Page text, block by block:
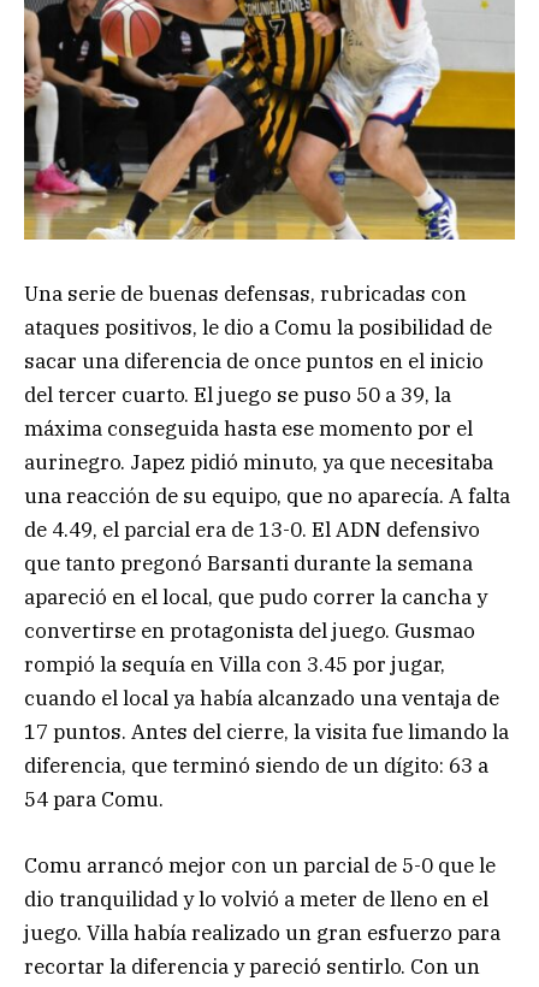
Una serie de buenas defensas, rubricadas con
ataques positivos, le dio a Comu la posibilidad de
sacar una diferencia de once puntos en el inicio
del tercer cuarto. El juego se puso 50 a 39, la
máxima conseguida hasta ese momento por el
aurinegro. Japez pidió minuto, ya que necesitaba
una reacción de su equipo, que no aparecía. A falta
de 4.49, el parcial era de 13-0. El ADN defensivo
que tanto pregonó Barsanti durante la semana
apareció en el local, que pudo correr la cancha y
convertirse en protagonista del juego. Gusmao
rompió la sequía en Villa con 3.45 por jugar,
cuando el local ya había alcanzado una ventaja de
17 puntos. Antes del cierre, la visita fue limando la
diferencia, que terminó siendo de un dígito: 63 a
54 para Comu.
Comu arrancó mejor con un parcial de 5-0 que le
dio tranquilidad y lo volvió a meter de lleno en el
juego. Villa había realizado un gran esfuerzo para
recortar la diferencia y pareció sentirlo. Con un